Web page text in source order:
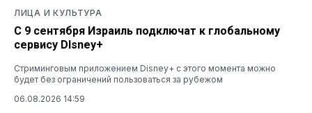
ЛИЦА И КУЛЬТУРА
С 9 сентября Израиль подключат к глобальному
сервису DIsney+
Стриминговым приложением Disney+ с этого момента можно
будет без ограничений пользоваться за рубежом
06.08.2026 14:59